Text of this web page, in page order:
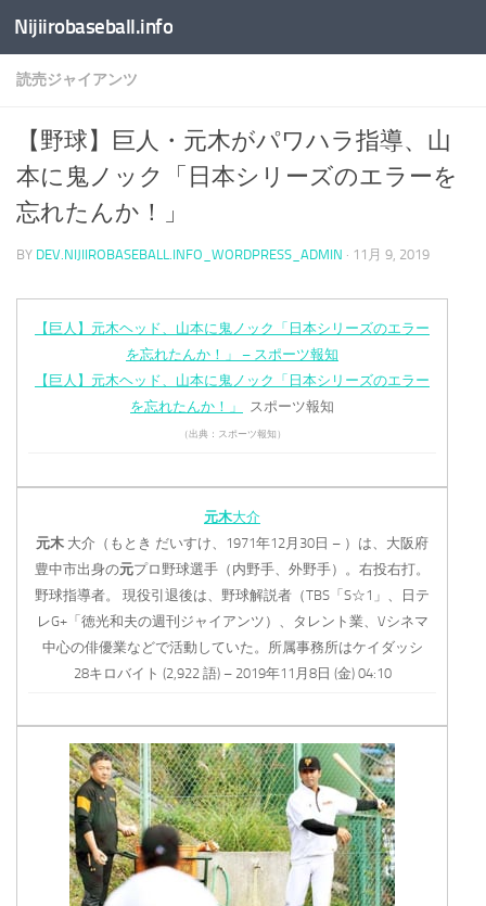
コンテンツへスキップ
Nijiirobaseball.info
読売ジャイアンツ
【野球】巨人・元木がパワハラ指導、山
本に鬼ノック「日本シリーズのエラーを
忘れたんか！」
BY DEV.NIJIIROBASEBALL.INFO_WORDPRESS_ADMIN · 11月 9, 2019
【巨人】元木ヘッド、山本に鬼ノック「日本シリーズのエラー
を忘れたんか！」 – スポーツ報知
【巨人】元木ヘッド、山本に鬼ノック「日本シリーズのエラー
を忘れたんか！」
スポーツ報知
（出典：スポーツ報知）
元木大介
元木 大介（もとき だいすけ、1971年12月30日 – ）は、大阪府
豊中市出身の元プロ野球選手（内野手、外野手）。右投右打。
野球指導者。 現役引退後は、野球解説者（TBS「S☆1」、日テ
レG+「徳光和夫の週刊ジャイアンツ）、タレント業、Vシネマ
中心の俳優業などで活動していた。所属事務所はケイダッシ
28キロバイト (2,922 語) – 2019年11月8日 (金) 04:10